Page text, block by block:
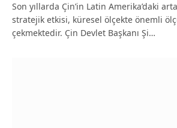
Son yıllarda Çin’in Latin Amerika’daki
stratejik etkisi, küresel ölçekte önemli
çekmektedir. Çin Devlet Başkanı Şi…